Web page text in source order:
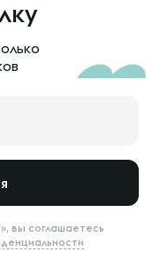
вы соглашаетесь